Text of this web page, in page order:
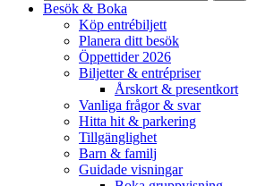
Besök & Boka
Köp entrébiljett
Planera ditt besök
Öppettider 2026
Biljetter & entrépriser
Årskort & presentkort
Vanliga frågor & svar
Hitta hit & parkering
Tillgänglighet
Barn & familj
Guidade visningar